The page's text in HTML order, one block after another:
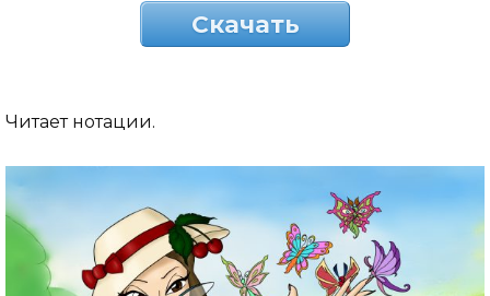
Скачать
Читает нотации.